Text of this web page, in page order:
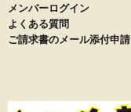
メンバーログイン
よくある質問
ご請求書のメール添付申請